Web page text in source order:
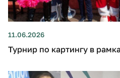
11.06.2026
Турнир по картингу в